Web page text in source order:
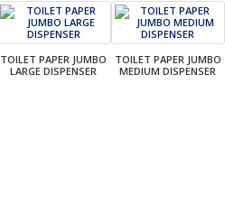
TOILET PAPER JUMBO
LARGE DISPENSER
TOILET PAPER JUMBO
MEDIUM DISPENSER